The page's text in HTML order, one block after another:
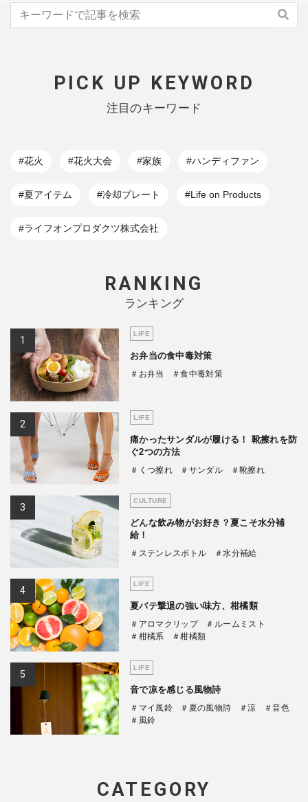
PICK UP KEYWORD
注目のキーワード
#花火 #花火大会 #家族 #ハンディファン
#夏アイテム #冷却プレート #Life on Products
#ライフオンプロダクツ株式会社
RANKING
ランキング
LIFE
お弁当の食中毒対策
＃お弁当 ＃食中毒対策
LIFE
痛かったサンダルが履ける！ 靴擦れを防
ぐ2つの方法
＃くつ擦れ ＃サンダル ＃靴擦れ
CULTURE
どんな飲み物がお好き？夏こそ水分補
給！
＃ステンレスボトル ＃水分補給
LIFE
夏バテ撃退の強い味方、柑橘類
＃アロマクリップ
＃ルームミスト
＃柑橘系
＃柑橘類
LIFE
音で凉を感じる風物詩
＃マイ風鈴 ＃夏の風物詩 ＃涼
＃音色
＃風鈴
CATEGORY